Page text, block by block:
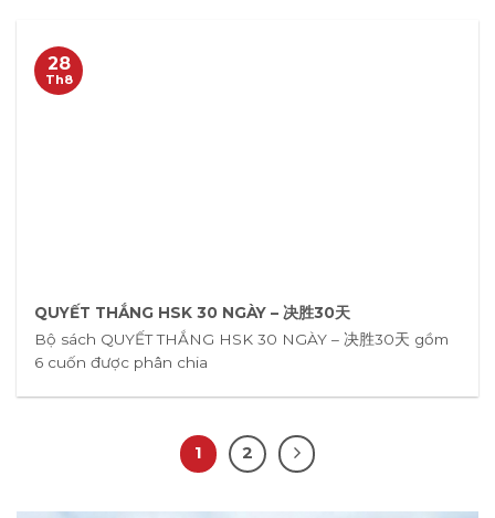
QUYẾT THẮNG HSK 30 NGÀY – 决胜30天
Bộ sách QUYẾT THẮNG HSK 30 NGÀY – 决胜30天 gồm
6 cuốn được phân chia
28
Th8
1 2